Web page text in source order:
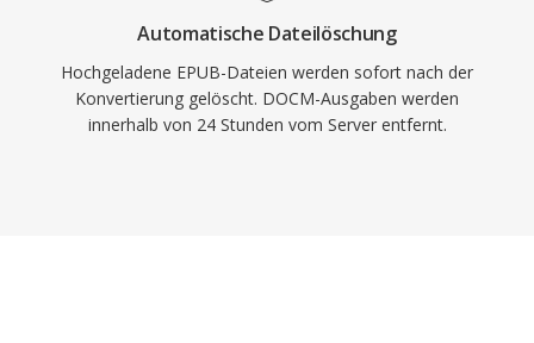
Automatische Dateilöschung
Hochgeladene EPUB-Dateien werden sofort nach der
Konvertierung gelöscht. DOCM-Ausgaben werden
innerhalb von 24 Stunden vom Server entfernt.